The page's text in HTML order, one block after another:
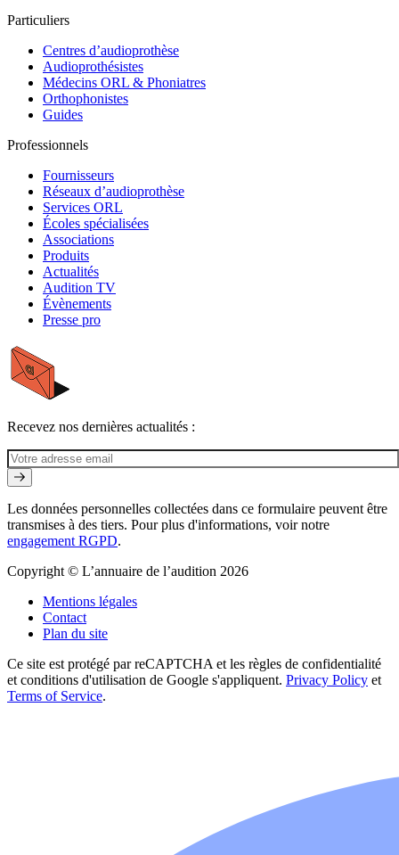
Particuliers
Centres d’audioprothèse
Audioprothésistes
Médecins ORL & Phoniatres
Orthophonistes
Guides
Professionnels
Fournisseurs
Réseaux d’audioprothèse
Services ORL
Écoles spécialisées
Associations
Produits
Actualités
Audition TV
Évènements
Presse pro
Recevez nos dernières actualités :
Les données personnelles collectées dans ce formulaire peuvent être
transmises à des tiers. Pour plus d'informations, voir notre
engagement RGPD.
Copyright © L’annuaire de l’audition 2026
Mentions légales
Contact
Plan du site
Ce site est protégé par reCAPTCHA et les règles de confidentialité
et conditions d'utilisation de Google s'appliquent. Privacy Policy et
Terms of Service.